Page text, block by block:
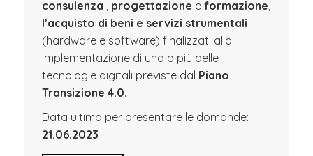
consulenza , progettazione e formazione,
l’acquisto di beni e servizi strumentali
(hardware e software) finalizzati alla
implementazione di una o più delle
tecnologie digitali previste dal Piano
Transizione 4.0.
Data ultima per presentare le domande:
21.06.2023